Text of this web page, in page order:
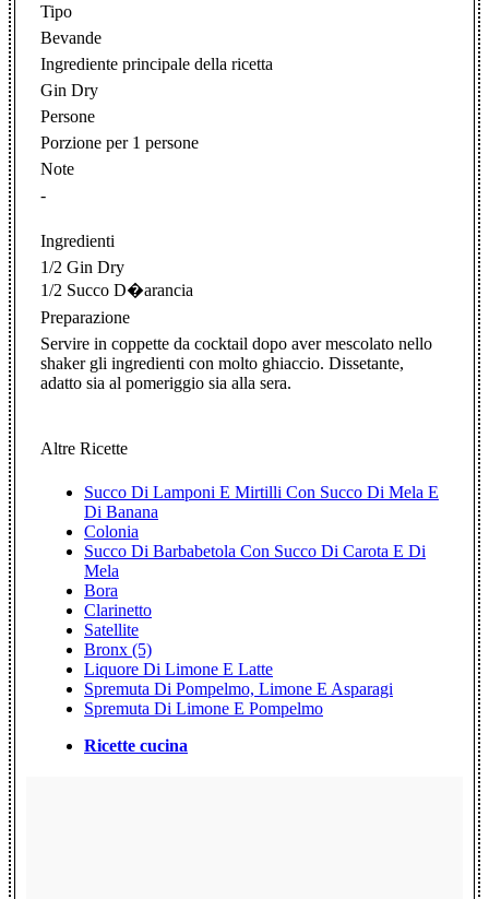
Tipo
Bevande
Ingrediente principale della ricetta
Gin Dry
Persone
Porzione per 1 persone
Note
-
Ingredienti
1/2 Gin Dry
1/2 Succo D�arancia
Preparazione
Servire in coppette da cocktail dopo aver mescolato nello
shaker gli ingredienti con molto ghiaccio. Dissetante,
adatto sia al pomeriggio sia alla sera.
Altre Ricette
Succo Di Lamponi E Mirtilli Con Succo Di Mela E
Di Banana
Colonia
Succo Di Barbabetola Con Succo Di Carota E Di
Mela
Bora
Clarinetto
Satellite
Bronx (5)
Liquore Di Limone E Latte
Spremuta Di Pompelmo, Limone E Asparagi
Spremuta Di Limone E Pompelmo
Ricette cucina